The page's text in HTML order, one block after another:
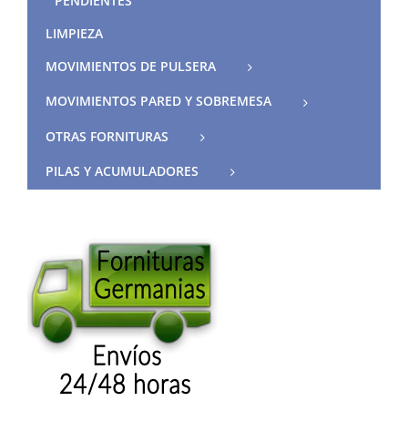
LIMPIEZA
MOVIMIENTOS DE PULSERA
MOVIMIENTOS PARED Y SOBREMESA
OTRAS FORNITURAS
PILAS Y ACUMULADORES